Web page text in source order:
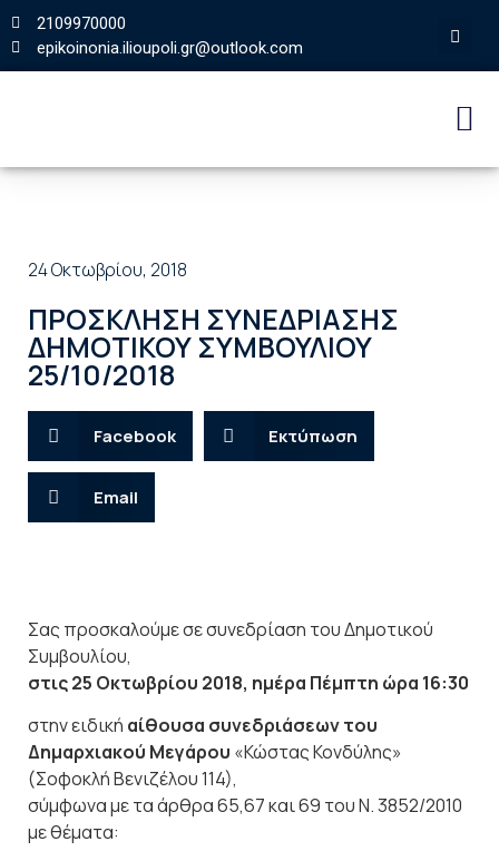
2109970000
epikoinonia.ilioupoli.gr@outlook.com
24 Οκτωβρίου, 2018
ΠΡΟΣΚΛΗΣΗ ΣΥΝΕΔΡΙΑΣΗΣ
ΔΗΜΟΤΙΚΟΥ ΣΥΜΒΟΥΛΙΟΥ
25/10/2018
Facebook Εκτύπωση
Email
Σας προσκαλούμε σε συνεδρίαση του Δημοτικού
Συμβουλίου,
στις 25 Οκτωβρίου 2018, ημέρα Πέμπτη ώρα 16:30
στην ειδική αίθουσα συνεδριάσεων του
Δημαρχιακού Μεγάρου «Κώστας Κονδύλης»
(Σοφοκλή Βενιζέλου 114),
σύμφωνα με τα άρθρα 65,67 και 69 του Ν. 3852/2010
με θέματα: